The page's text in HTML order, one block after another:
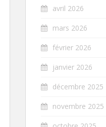
avril 2026
mars 2026
février 2026
janvier 2026
décembre 2025
novembre 2025